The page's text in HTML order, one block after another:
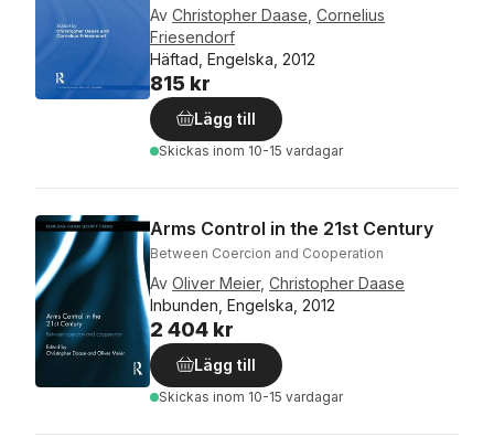
Av Christopher Daase Cornelius
Friesendorf
Häftad, Engelska, 2012
815 kr
Lägg till
Skickas inom 10-15 vardagar
Arms Control in the 21st Century
Between Coercion and Cooperation
Av Oliver Meier, Christopher Daase
Inbunden, Engelska, 2012
2 404 kr
Lägg till
Skickas inom 10-15 vardagar